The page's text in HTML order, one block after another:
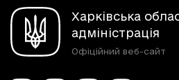
Харківська
адміністрація
Офіційний веб-сайт